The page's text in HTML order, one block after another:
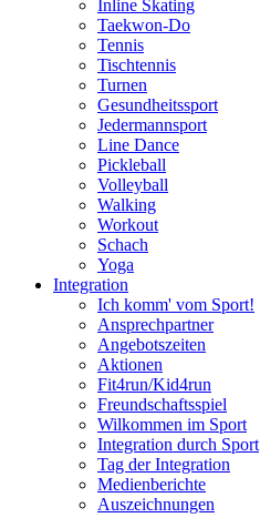
Inline Skating
Taekwon-Do
Tennis
Tischtennis
Turnen
Gesundheitssport
Jedermannsport
Line Dance
Pickleball
Volleyball
Walking
Workout
Schach
Yoga
Integration
Ich komm' vom Sport!
Ansprechpartner
Angebotszeiten
Aktionen
Fit4run/Kid4run
Freundschaftsspiel
Wilkommen im Sport
Integration durch Sport
Tag der Integration
Medienberichte
Auszeichnungen